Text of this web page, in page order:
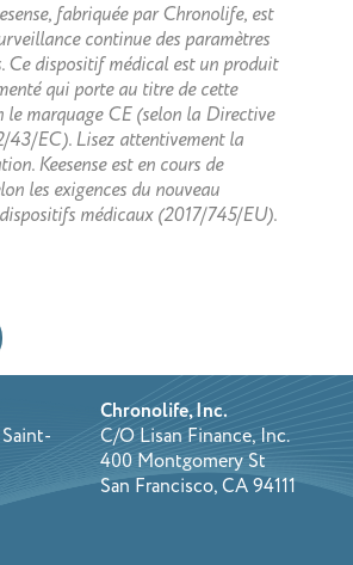
fabriquée par Chronolife, est
continue des paramètres
Ce dispositif médical est un produit
qui porte au titre de cette
le marquage CE (selon la Directive
43/EC). Lisez attentivement la
Keesense est en cours de
les exigences du nouveau
médicaux (2017/745/EU).
Chronolife, Inc.
C/O Lisan Finance, Inc.
400 Montgomery St
San Francisco, CA 94111